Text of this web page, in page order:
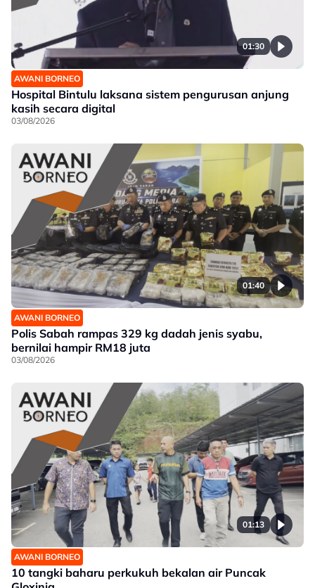
01:30
AWANI BORNEO
Hospital Bintulu laksana sistem pengurusan anjung
kasih secara digital
03/08/2026
01:40
AWANI BORNEO
Polis Sabah rampas 329 kg dadah jenis syabu,
bernilai hampir RM18 juta
03/08/2026
01:13
AWANI BORNEO
10 tangki baharu perkukuh bekalan air Puncak